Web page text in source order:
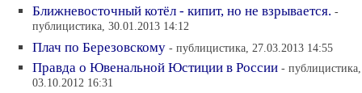
Ближневосточный котёл - кипит, но не взрывается. -
публицистика, 30.01.2013 14:12
Плач по Березовскому - публицистика, 27.03.2013 14:55
Правда о Ювенальной Юстиции в России - публицистика,
03.10.2012 16:31